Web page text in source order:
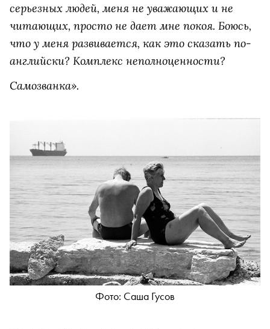
серьезных людей, меня не уважающих и не
читающих, просто не дает мне покоя. Боюсь,
что у меня развивается, как это сказать по-
английски? Комплекс неполноценности?
Самозванка».
Фото: Саша Гусов